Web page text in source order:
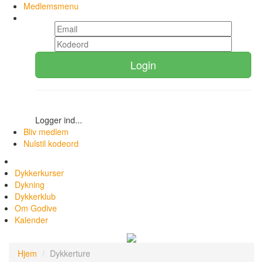
Medlemsmenu
Login
Logger ind...
Bliv medlem
Nulstil kodeord
Dykkerkurser
Dykning
Dykkerklub
Om Godive
Kalender
Hjem Dykkerture